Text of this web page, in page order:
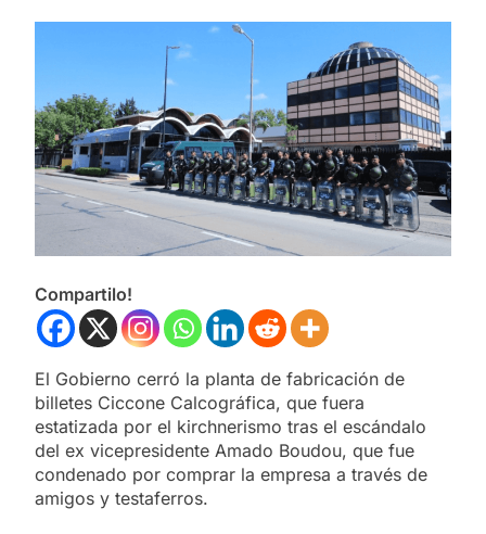
Compartilo!
El Gobierno cerró la planta de fabricación de
billetes Ciccone Calcográfica, que fuera
estatizada por el kirchnerismo tras el escándalo
del ex vicepresidente Amado Boudou, que fue
condenado por comprar la empresa a través de
amigos y testaferros.